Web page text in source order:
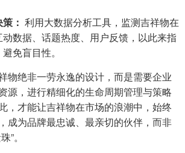
： 利用大数据分析工具，监测吉祥物在
数据、话题热度、用户反馈，以此来指
免盲目性。
物绝非一劳永逸的设计，而是需要企业
源，进行精细化的生命周期管理与策略
，才能让吉祥物在市场的浪潮中，始终
成为品牌最忠诚、最亲切的伙伴，而非
”。